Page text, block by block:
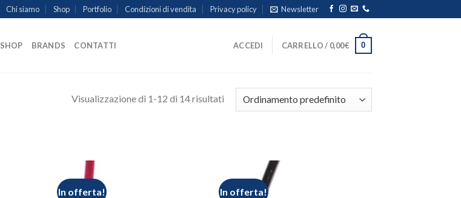
Chi siamo Shop Portfolio Condizioni di vendita Privacy policy Newsletter
SHOP BRANDS CONTATTI ACCEDI CARRELLO / 0,00€ 0
Visualizzazione di 1-12 di 14 risultati
In offerta! In offerta!